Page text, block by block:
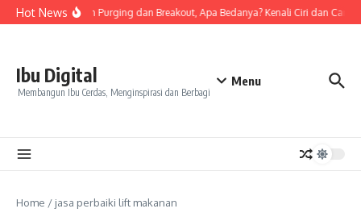
Skip to content
Hot NewsTanda Skin Purging dan Breakout, Apa Bedanya? Kenali Ciri dan Cara
Ibu Digital
Membangun Ibu Cerdas, Menginspirasi dan Berbagi
Menu
Home / jasa perbaiki lift makanan